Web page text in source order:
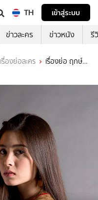
TH
เข้าสู่ระบบ
ข่าวละคร ข่าวหนัง รี
เรื่องย่อละคร
เรื่องย่อ ฤกษ์